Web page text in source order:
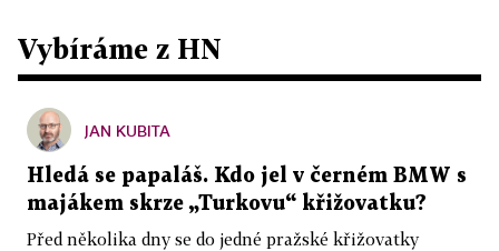
Vybíráme z HN
JAN KUBITA
Hledá se papaláš. Kdo jel v černém BMW s
majákem skrze „Turkovu“ křižovatku?
Před několika dny se do jedné pražské křižovatky